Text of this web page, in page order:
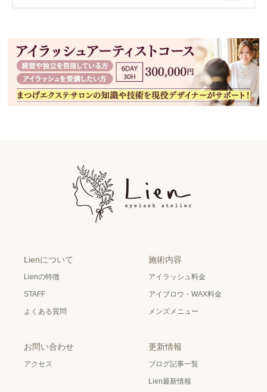
Lienについて
Lienの特徴
STAFF
よくある質問
施術内容
アイラッシュ料金
アイブロウ・WAX料金
メンズメニュー
お問い合わせ
アクセス
更新情報
ブログ記事一覧
Lien最新情報